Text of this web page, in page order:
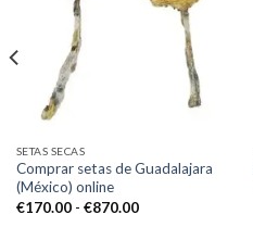
Add to
wishlist
SETAS SECAS
Comprar setas de Guadalajara
(México) online
€170.00 - €870.00Rango